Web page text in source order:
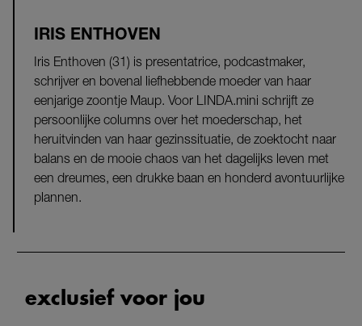
IRIS ENTHOVEN
Iris Enthoven (31) is presentatrice, podcastmaker,
schrijver en bovenal liefhebbende moeder van haar
eenjarige zoontje Maup. Voor LINDA.mini schrijft ze
persoonlijke columns over het moederschap, het
heruitvinden van haar gezinssituatie, de zoektocht naar
balans en de mooie chaos van het dagelijks leven met
een dreumes, een drukke baan en honderd avontuurlijke
plannen.
exclusief voor jou